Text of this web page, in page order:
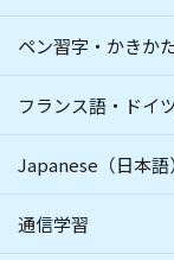
ペン習字・かきか
フランス語・ドイ
Japanese（日本語）
通信学習